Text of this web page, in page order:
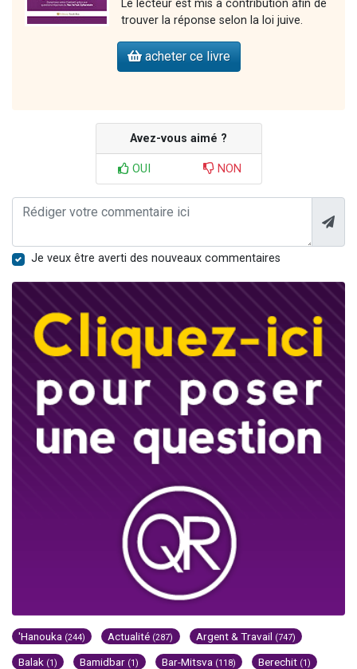
Le lecteur est mis à contribution afin de
trouver la réponse selon la loi juive.
acheter ce livre
Avez-vous aimé ?
OUI NON
Je veux être averti des nouveaux commentaires
'Hanouka (244) Actualité (287) Argent & Travail (747)
Balak (1) Bamidbar (1) Bar-Mitsva (118) Berechit (1)